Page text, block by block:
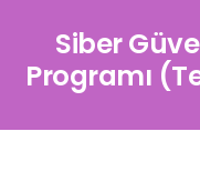
Siber
Programı